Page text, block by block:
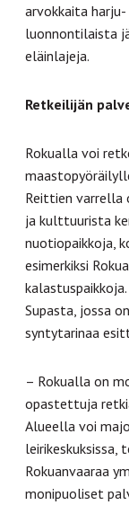
arvokkaita
luonnontilaista
eläinlajeja.
Retkeilijän
Rokualla voi
Reittien varrella
ja kulttuurista
nuotiopaikkoja,
esimerkiksi
Supasta, jossa
syntytarinaa
– Rokualla on
opastettuja
Alueella voi
Rokuanvaaraa
monipuoliset